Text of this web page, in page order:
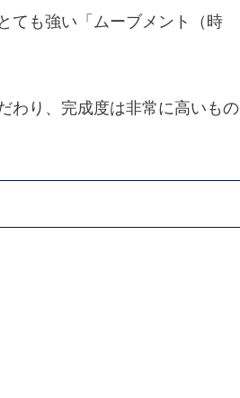
ても強い「ムーブメント（時
わり、完成度は非常に高いもの